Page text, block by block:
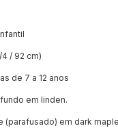
/ 92 cm)
de 7 a 12 anos
em linden.
(parafusado) em dark